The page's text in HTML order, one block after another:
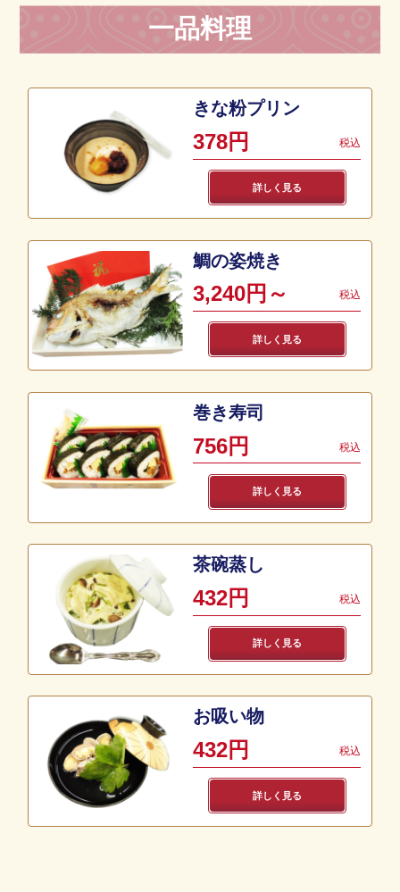
一品料理
きな粉プリン
378円 税込
詳しく見る
鯛の姿焼き
3,240円～ 税込
詳しく見る
巻き寿司
756円 税込
詳しく見る
茶碗蒸し
432円 税込
詳しく見る
お吸い物
432円 税込
詳しく見る